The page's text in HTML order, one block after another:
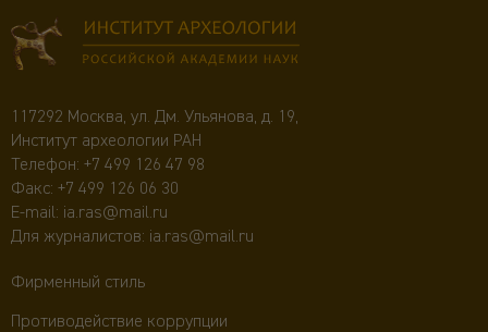
117292 Москва, ул. Дм. Ульянова, д. 19,
Институт археологии РАН
Телефон: +7 499 126 47 98
Факс: +7 499 126 06 30
E-mail: ia.ras@mail.ru
Для журналистов: ia.ras@mail.ru
Фирменный стиль
Противодействие коррупции